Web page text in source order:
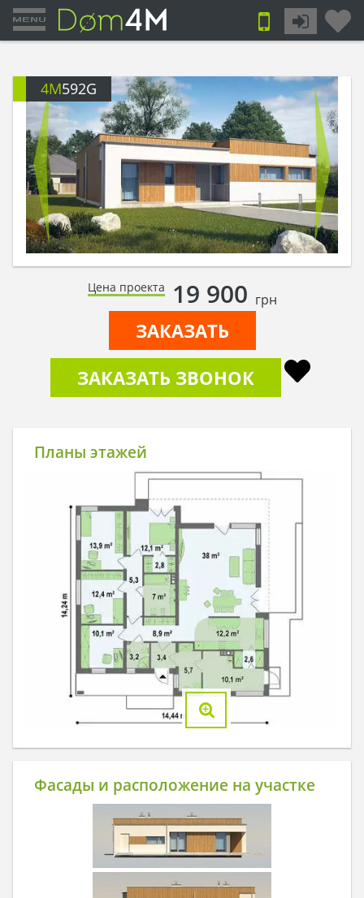
4M592G
Цена проекта 19 900 грн
ЗАКАЗАТЬ
ЗАКАЗАТЬ ЗВОНОК
Планы этажей
Фасады и расположение на участке